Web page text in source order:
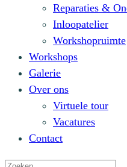
Reparaties &
Inloopatelier
Workshopruimte
Workshops
Galerie
Over ons
Virtuele tour
Vacatures
Contact